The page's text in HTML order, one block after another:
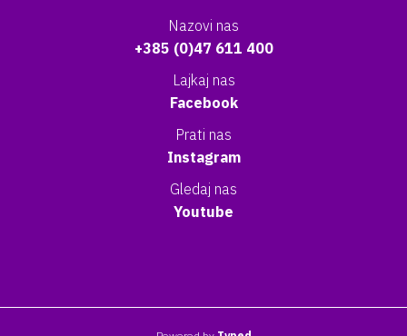
Nazovi nas
+385 (0)47 611 400
Lajkaj nas
Facebook
Prati nas
Instagram
Gledaj nas
Youtube